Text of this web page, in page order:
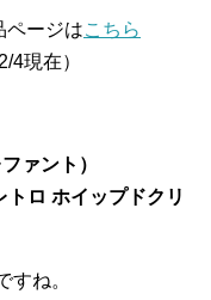
ページはこちら
4現在）
ァント）
ロ ホイップドクリ
すね。